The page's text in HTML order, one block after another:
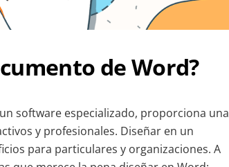
de Word?
software especializado, proporciona una
y profesionales. Diseñar en un
para particulares y organizaciones. A